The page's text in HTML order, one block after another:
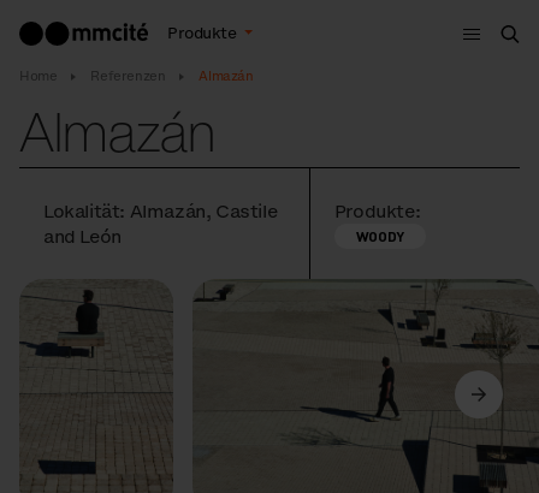
Produkte
Menu
Home Referenzen Almazán
Almazán
Lokalität: Almazán, Castile
and León
Produkte:
WOODY
Vorige Weiter